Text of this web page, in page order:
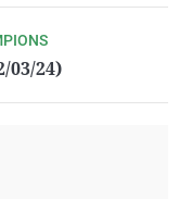
03/24)